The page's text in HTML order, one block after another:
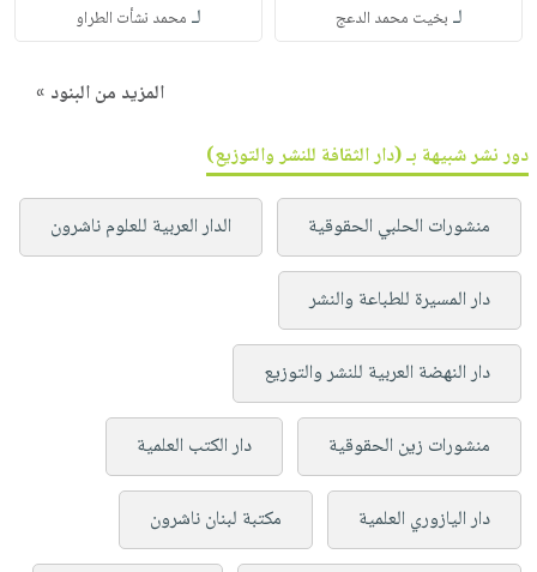
لـ بخيت محمد الدعج لـ محمد نشأت الطراو
المزيد من البنود »
دور نشر شبيهة بـ (دار الثقافة للنشر والتوزيع)
منشورات الحلبي الحقوقية الدار العربية للعلوم ناشرون
دار المسيرة للطباعة والنشر
دار النهضة العربية للنشر والتوزيع
منشورات زين الحقوقية دار الكتب العلمية
دار اليازوري العلمية مكتبة لبنان ناشرون